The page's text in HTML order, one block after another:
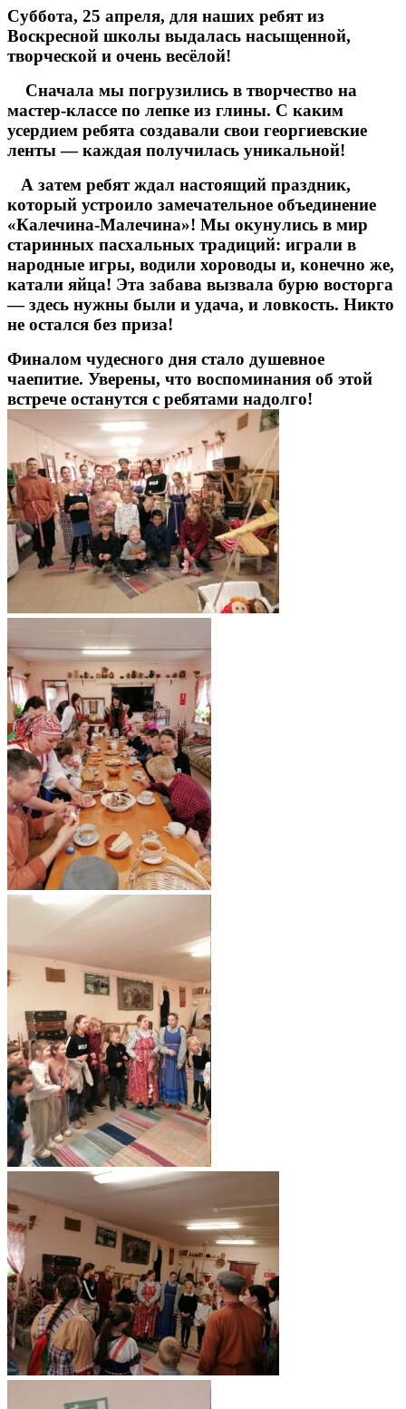
Суббота, 25 апреля, для наших ребят из
Воскресной школы выдалась насыщенной,
творческой и очень весёлой!
Сначала мы погрузились в творчество на
мастер-классе по лепке из глины. С каким
усердием ребята создавали свои георгиевские
ленты — каждая получилась уникальной!
А затем ребят ждал настоящий праздник,
который устроило замечательное объединение
«Калечина-Малечина»! Мы окунулись в мир
старинных пасхальных традиций: играли в
народные игры, водили хороводы и, конечно же,
катали яйца! Эта забава вызвала бурю восторга
— здесь нужны были и удача, и ловкость. Никто
не остался без приза!
Финалом чудесного дня стало душевное
чаепитие. Уверены, что воспоминания об этой
встрече останутся с ребятами надолго!